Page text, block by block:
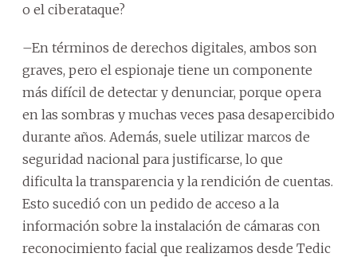
o el ciberataque?
–En términos de derechos digitales, ambos son
graves, pero el espionaje tiene un componente
más difícil de detectar y denunciar, porque opera
en las sombras y muchas veces pasa desapercibido
durante años. Además, suele utilizar marcos de
seguridad nacional para justificarse, lo que
dificulta la transparencia y la rendición de cuentas.
Esto sucedió con un pedido de acceso a la
información sobre la instalación de cámaras con
reconocimiento facial que realizamos desde Tedic